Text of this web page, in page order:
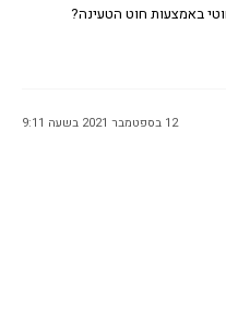
באמצעות חוט הטעינה?
12 בספטמבר 2021 בשעה 9:11